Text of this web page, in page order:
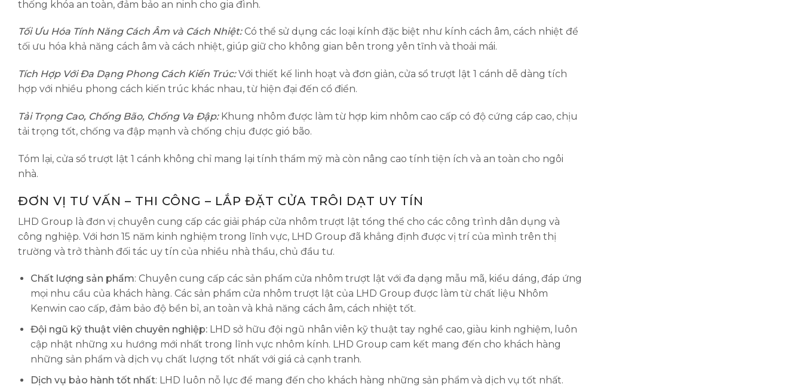
thống khóa an toàn, đảm bảo an ninh cho gia đình.
Tối Ưu Hóa Tính Năng Cách Âm và Cách Nhiệt: Có thể sử dụng các loại kính đặc biệt như kính cách âm, cách nhiệt để
tối ưu hóa khả năng cách âm và cách nhiệt, giúp giữ cho không gian bên trong yên tĩnh và thoải mái.
Tích Hợp Với Đa Dạng Phong Cách Kiến Trúc:Với thiết kế linh hoạt và đơn giản, cửa sổ trượt lật 1 cánh dễ dàng tích
hợp với nhiều phong cách kiến trúc khác nhau, từ hiện đại đến cổ điển.
Tải Trọng Cao, Chống Bão, Chống Va Đập: Khung nhôm được làm từ hợp kim nhôm cao cấp có độ cứng cáp cao, chịu
tải trọng tốt, chống va đập mạnh và chống chịu được gió bão.
Tóm lại, cửa sổ trượt lật 1 cánh không chỉ mang lại tính thẩm mỹ mà còn nâng cao tính tiện ích và an toàn cho ngôi
nhà.
ĐƠN VỊ TƯ VẤN – THI CÔNG – LẮP ĐẶT CỬA TRÔI DẠT UY TÍN
LHD Group là đơn vị chuyên cung cấp các giải pháp cửa nhôm trượt lật tổng thể cho các công trình dân dụng và
công nghiệp. Với hơn 15 năm kinh nghiệm trong lĩnh vực, LHD Group đã khẳng định được vị trí của mình trên thị
trường và trở thành đối tác uy tín của nhiều nhà thầu, chủ đầu tư.
Chất lượng sản phẩm: Chuyên cung cấp các sản phẩm cửa nhôm trượt lật với đa dạng mẫu mã, kiểu dáng, đáp ứng
mọi nhu cầu của khách hàng. Các sản phẩm cửa nhôm trượt lật của LHD Group được làm từ chất liệu Nhôm
Kenwin cao cấp, đảm bảo độ bền bỉ, an toàn và khả năng cách âm, cách nhiệt tốt.
Đội ngũ kỹ thuật viên chuyên nghiệp:LHD sở hữu đội ngũ nhân viên kỹ thuật tay nghề cao, giàu kinh nghiệm, luôn
cập nhật những xu hướng mới nhất trong lĩnh vực nhôm kính. LHD Group cam kết mang đến cho khách hàng
những sản phẩm và dịch vụ chất lượng tốt nhất với giá cả cạnh tranh.
Dịch vụ bảo hành tốt nhất: LHD luôn nỗ lực để mang đến cho khách hàng những sản phẩm và dịch vụ tốt nhất.